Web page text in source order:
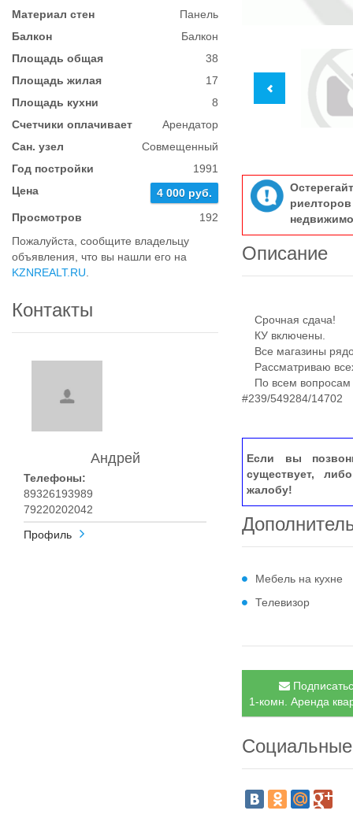
Материал стен
Панель
Балкон
Балкон
Площадь общая
38
Площадь жилая
17
Площадь кухни
8
Счетчики оплачивает
Арендатор
Сан. узел
Совмещенный
Год постройки
1991
Цена
4 000 руб.
Просмотров
192
Пожалуйста, сообщите владельцу
объявления, что вы нашли его на
KZNREALT.RU
Контакты
Андрей
Телефоны:
89326193989
79220202042
Профиль
Описание
Срочная сдача!
КУ включены.
Все магазины
Рассматриваю
По всем вопросам
#239/549284/14702
Если вы
существует,
жалобу!
Мебель на кухне
Телевизор
1-комн. Аренда